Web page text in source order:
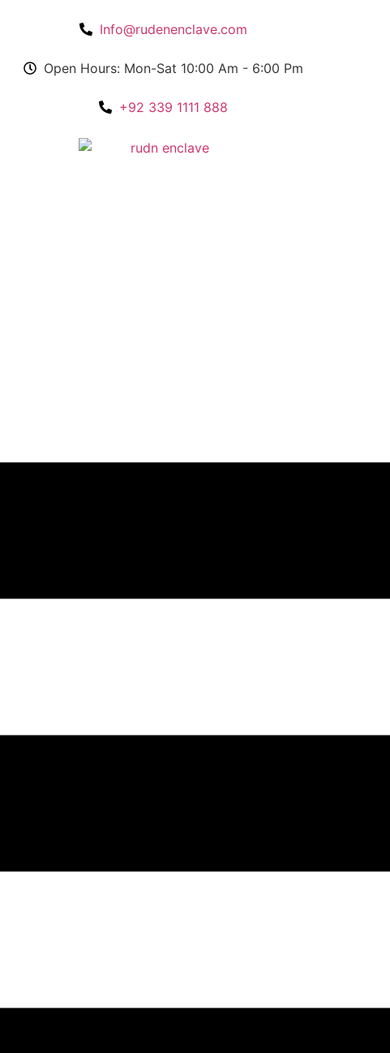
Info@rudenenclave.com
Open Hours: Mon-Sat 10:00 Am - 6:00 Pm
+92 339 1111 888